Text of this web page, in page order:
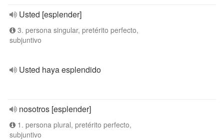
Usted [esplender]
3. persona singular, pretérito perfecto,
subjuntivo
Usted haya esplendido
nosotros [esplender]
1. persona plural, pretérito perfecto,
subjuntivo